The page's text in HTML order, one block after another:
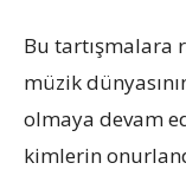
Bu tartışmalara
müzik
olmaya devam
kimlerin